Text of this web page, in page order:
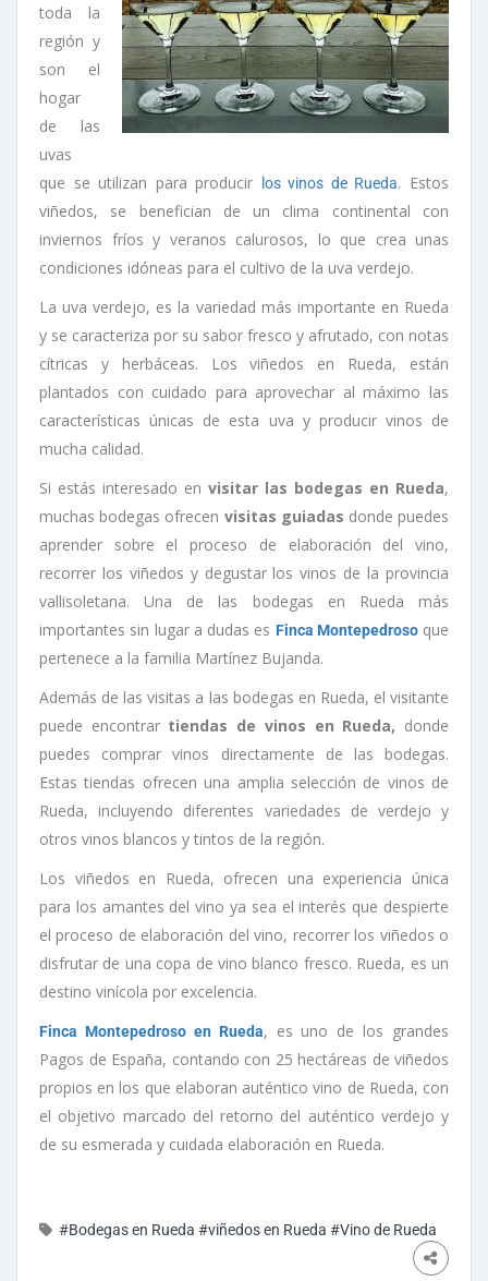
toda la
región y
son el
hogar
de las
uvas
que se utilizan para producir
los vinos de Rueda. Estos
viñedos, se benefician de un clima continental con
inviernos fríos y veranos calurosos, lo que crea unas
condiciones idóneas para el cultivo de la uva verdejo.
La uva verdejo, es la variedad más importante en Rueda
y se caracteriza por su sabor fresco y afrutado, con notas
cítricas y herbáceas. Los viñedos en Rueda, están
plantados con cuidado para aprovechar al máximo las
características únicas de esta uva y producir vinos de
mucha calidad.
Si estás interesado en visitar las bodegas en Rueda,
muchas bodegas ofrecen visitas guiadas donde puedes
aprender sobre el proceso de elaboración del vino,
recorrer los viñedos y degustar los vinos de la provincia
vallisoletana. Una de las bodegas en Rueda más
importantes sin lugar a dudas es Finca Montepedrosoque
pertenece a la familia Martínez Bujanda.
Además de las visitas a las bodegas en Rueda, el visitante
puede encontrar tiendas de vinos en Rueda, donde
puedes comprar vinos directamente de las bodegas.
Estas tiendas ofrecen una amplia selección de vinos de
Rueda, incluyendo diferentes variedades de verdejo y
otros vinos blancos y tintos de la región.
Los viñedos en Rueda, ofrecen una experiencia única
para los amantes del vino ya sea el interés que despierte
el proceso de elaboración del vino, recorrer los viñedos o
disfrutar de una copa de vino blanco fresco. Rueda, es un
destino vinícola por excelencia.
Finca Montepedroso en Rueda, es uno de los grandes
Pagos de España, contando con 25 hectáreas de viñedos
propios en los que elaboran auténtico vino de Rueda, con
el objetivo marcado del retorno del auténtico verdejo y
de su esmerada y cuidada elaboración en Rueda.
#Bodegas en Rueda #viñedos en Rueda #Vino de Rueda